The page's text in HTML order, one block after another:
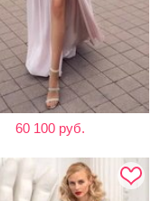
60 100 руб.